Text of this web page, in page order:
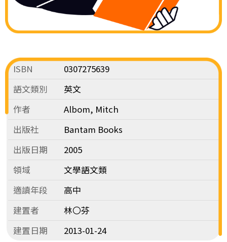
ISBN
0307275639
語文類別
英文
作者
Albom, Mitch
出版社
Bantam Books
出版日期
2005
領域
文學語文類
適讀年段
高中
建置者
林〇芬
建置日期
2013-01-24